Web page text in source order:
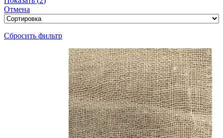
Отмена
Сбросить фильтр